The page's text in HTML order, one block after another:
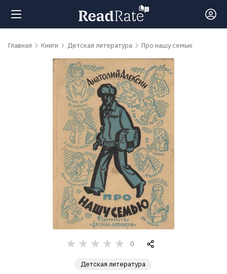
Поиск
обсуждаемые
Главная Книги Детская литература Про нашу семью
0
Детская литература